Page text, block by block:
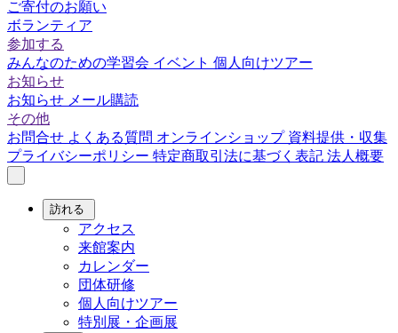
ご寄付のお願い
ボランティア
参加する
みんなのための学習会 イベント 個人向けツアー
お知らせ
お知らせ メール購読
その他
お問合せ よくある質問 オンラインショップ 資料提供・収集
プライバシーポリシー 特定商取引法に基づく表記 法人概要
訪れる
アクセス
来館案内
カレンダー
団体研修
個人向けツアー
特別展・企画展